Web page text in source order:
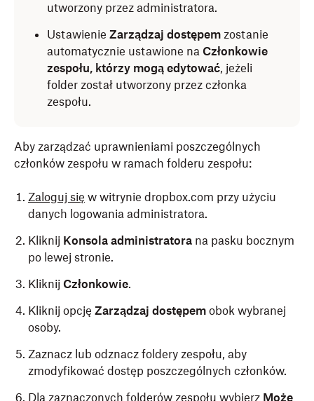
utworzony przez administratora.
Ustawienie Zarządzaj dostępem zostanie
automatycznie ustawione na Członkowie
zespołu, którzy mogą edytować, jeżeli
folder został utworzony przez członka
zespołu.
Aby zarządzać uprawnieniami poszczególnych
członków zespołu w ramach folderu zespołu:
Zaloguj się w witrynie dropbox.com przy użyciu
danych logowania administratora.
Kliknij Konsola administratora na pasku bocznym
po lewej stronie.
Kliknij Członkowie.
Kliknij opcję Zarządzaj dostępem obok wybranej
osoby.
Zaznacz lub odznacz foldery zespołu, aby
zmodyfikować dostęp poszczególnych członków.
Dla zaznaczonych folderów zespołu wybierz Może